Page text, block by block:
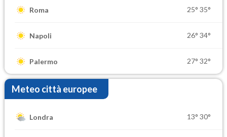
Roma 25° 35°
Napoli 26° 34°
Palermo 27° 32°
Meteo città europee
Londra 13° 30°